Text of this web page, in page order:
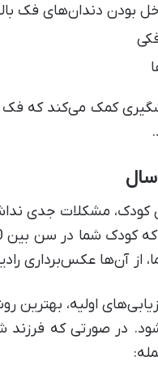
بودن دندان‌های فک
کمک می‌کند که فک
مشکلات جدی
از آن‌ها عکس‌برداری
اولیه، بهترین
در صورتی که فرزند